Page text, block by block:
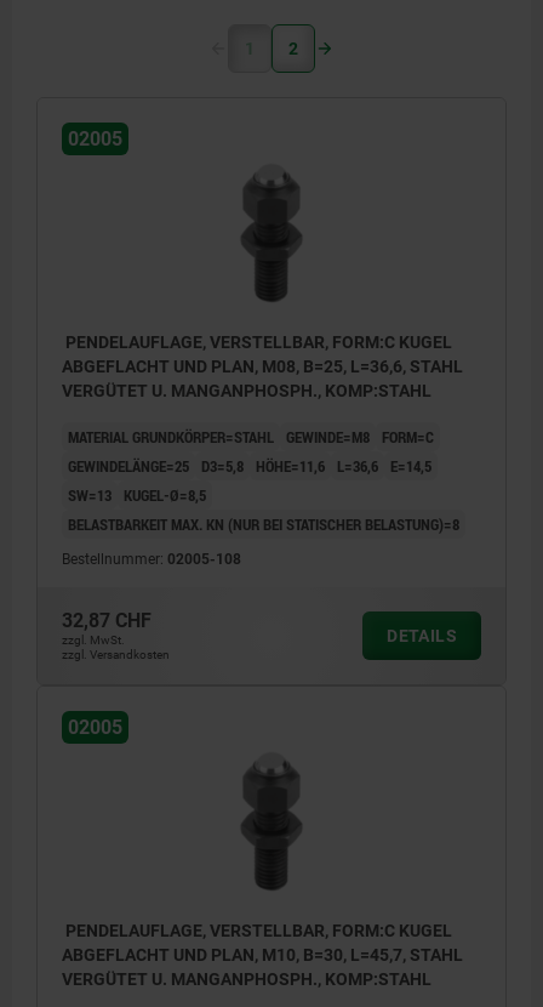
Form C: Kugel abgeflacht, plan
Form F: Kugel abgeflacht, mit Riffelung
1 2
02005
PENDELAUFLAGE, VERSTELLBAR, FORM:C KUGEL
ABGEFLACHT UND PLAN, M08, B=25, L=36,6, STAHL
VERGÜTET U. MANGANPHOSPH., KOMP:STAHL
MATERIAL GRUNDKÖRPER=STAHL GEWINDE=M8
FORM=C
GEWINDELÄNGE=25
D3=5,8 HÖHE=11,6 L=36,6
E=14,5
SW=13
KUGEL-Ø=8,5
BELASTBARKEIT MAX. KN (NUR BEI STATISCHER BELASTUNG)=8
Bestellnummer: 02005-108
32,87 CHF
zzgl. MwSt.
zzgl. Versandkosten
DETAILS
02005
PENDELAUFLAGE, VERSTELLBAR, FORM:C KUGEL
ABGEFLACHT UND PLAN, M10, B=30, L=45,7, STAHL
VERGÜTET U. MANGANPHOSPH., KOMP:STAHL